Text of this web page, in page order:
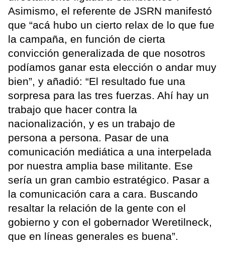
Asimismo, el referente de JSRN manifestó
que “acá hubo un cierto relax de lo que fue
la campaña, en función de cierta
convicción generalizada de que nosotros
podíamos ganar esta elección o andar muy
bien”, y añadió: “El resultado fue una
sorpresa para las tres fuerzas. Ahí hay un
trabajo que hacer contra la
nacionalización, y es un trabajo de
persona a persona. Pasar de una
comunicación mediática a una interpelada
por nuestra amplia base militante. Ese
sería un gran cambio estratégico. Pasar a
la comunicación cara a cara. Buscando
resaltar la relación de la gente con el
gobierno y con el gobernador Weretilneck,
que en líneas generales es buena”.